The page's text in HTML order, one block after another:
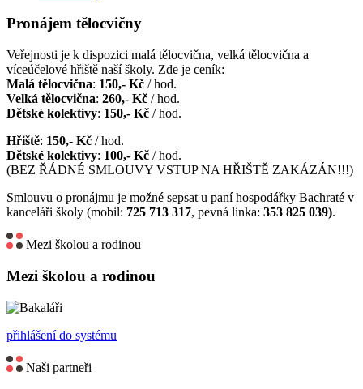
Pronájem tělocvičny
Veřejnosti je k dispozici malá tělocvična, velká tělocvična a
víceúčelové hřiště naší školy. Zde je ceník:
Malá tělocvična: 150,- Kč / hod.
Velká tělocvična: 260,- Kč / hod.
Dětské kolektivy: 150,- Kč / hod.
Hřiště: 150,- Kč / hod.
Dětské kolektivy: 100,- Kč / hod.
(BEZ ŘÁDNÉ SMLOUVY VSTUP NA HŘIŠTĚ ZAKÁZÁN!!!)
Smlouvu o pronájmu je možné sepsat u paní hospodářky Bachraté v
kanceláři školy (mobil: 725 713 317, pevná linka: 353 825 039).
Mezi školou a rodinou
Mezi školou a rodinou
přihlášení do systému
Naši partneři